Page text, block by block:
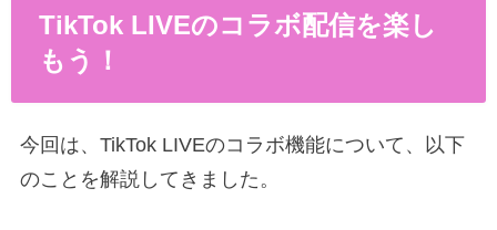
TikTok LIVEのコラボ配信を楽し
もう！
今回は、TikTok LIVEのコラボ機能について、以下
のことを解説してきました。